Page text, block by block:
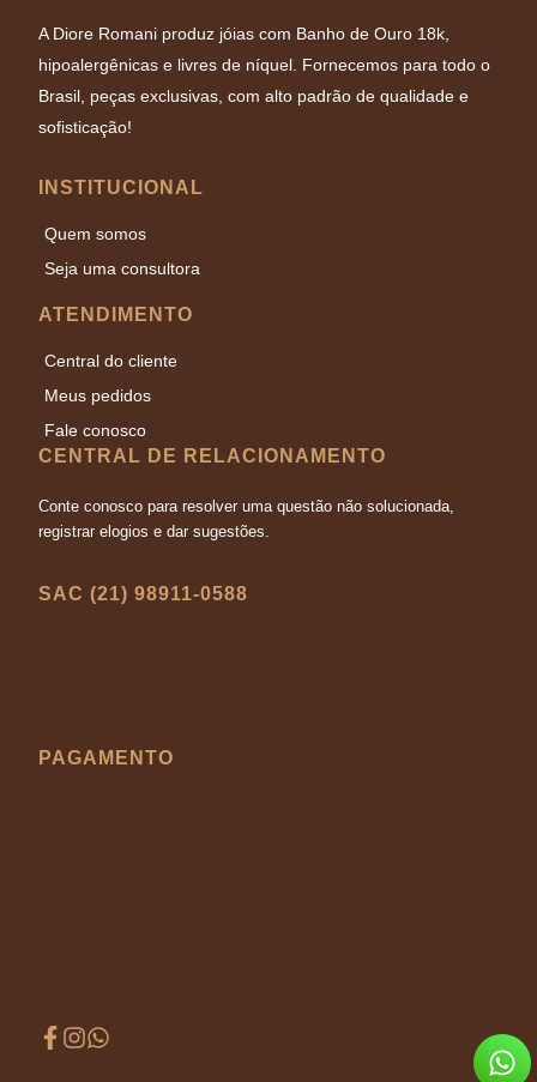
A Diore Romani produz jóias com Banho de Ouro 18k,
hipoalergênicas e livres de níquel. Fornecemos para todo o
Brasil, peças exclusivas, com alto padrão de qualidade e
sofisticação!
INSTITUCIONAL
Quem somos
Seja uma consultora
ATENDIMENTO
Central do cliente
Meus pedidos
Fale conosco
CENTRAL DE RELACIONAMENTO
Conte conosco para resolver uma questão não solucionada,
registrar elogios e dar sugestões.
SAC (21) 98911-0588
PAGAMENTO